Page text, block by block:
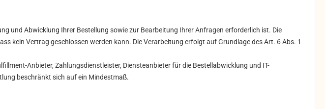
und Abwicklung Ihrer Bestellung sowie zur Bearbeitung Ihrer Anfragen erforderlich ist. Die
kein Vertrag geschlossen werden kann. Die Verarbeitung erfolgt auf Grundlage des Art. 6 Abs. 1
Anbieter, Zahlungsdienstleister, Diensteanbieter für die Bestellabwicklung und IT-
beschränkt sich auf ein Mindestmaß.